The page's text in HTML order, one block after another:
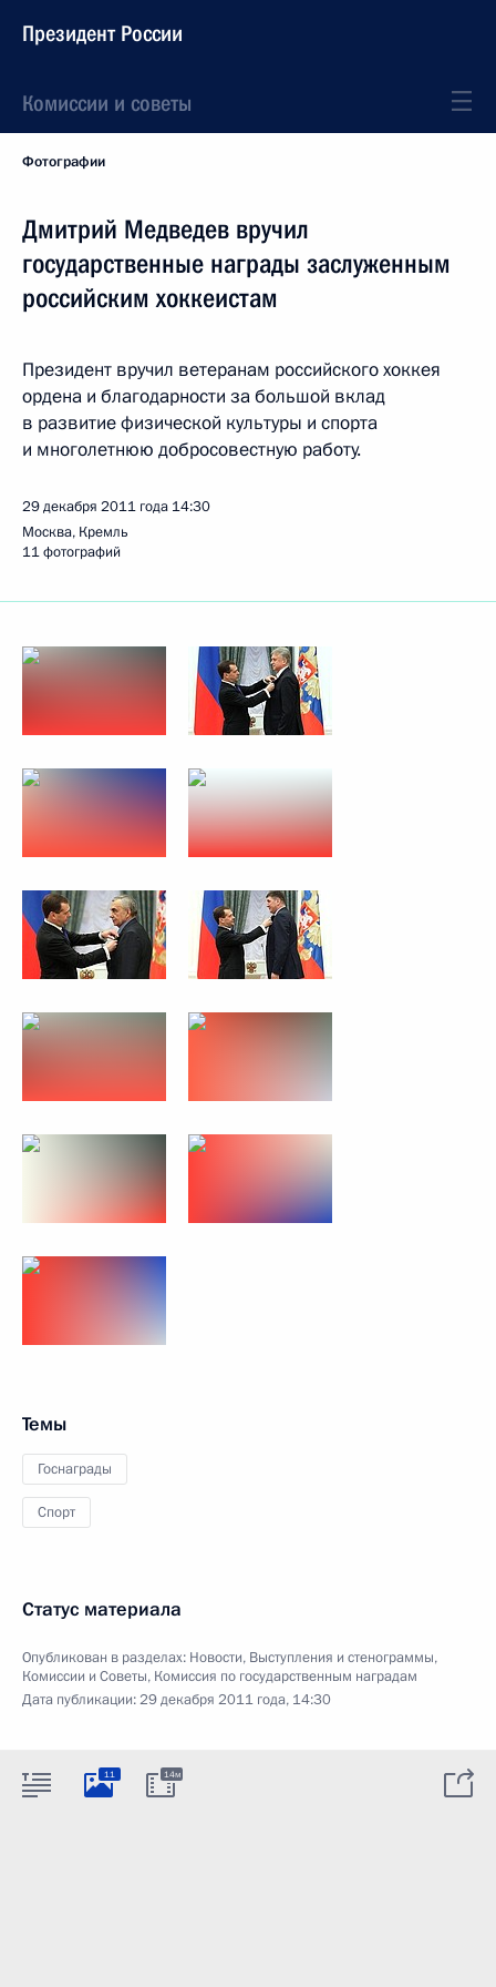
Президент России
Комиссии и советы
Фотографии
Дмитрий Медведев вручил
государственные награды заслуженным
российским хоккеистам
Президент вручил ветеранам российского хоккея
ордена и благодарности за большой вклад
в развитие физической культуры и спорта
и многолетнюю добросовестную работу.
29 декабря 2011 года 14:30
Москва, Кремль
11 фотографий
Темы
Госнаграды
Спорт
Статус материала
Опубликован в разделах: Новости, Выступления и стенограммы,
Комиссии и Советы, Комиссия по государственным наградам
Дата публикации:29 декабря 2011 года, 14:30
11 14м